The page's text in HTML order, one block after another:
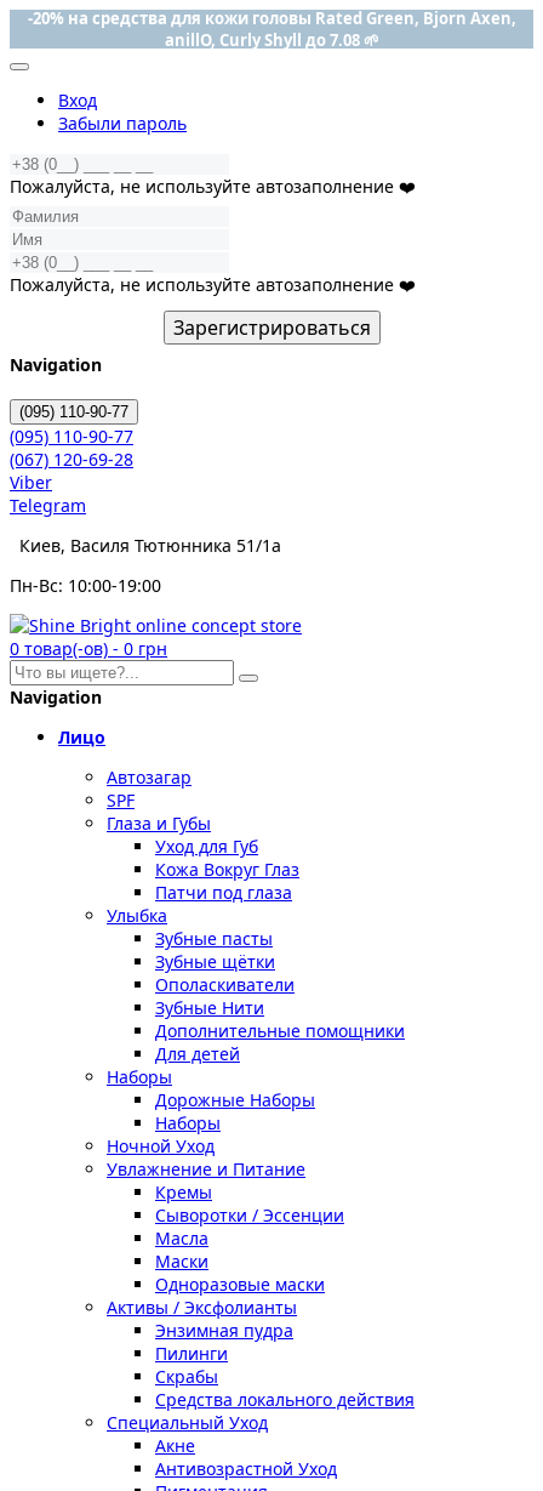
-20% на средства для кожи головы Rated Green, Bjorn Axen,
anillO, Curly Shyll до 7.08 🌱
Вход
Забыли пароль
Пожалуйста, не используйте автозаполнение ❤️
Пожалуйста, не используйте автозаполнение ❤️
Зарегистрироваться
Navigation
(095) 110-90-77
(095) 110-90-77
(067) 120-69-28
Viber
Telegram
Киев, Василя Тютюнника 51/1а
Пн-Вс: 10:00-19:00
0 товар(-ов) - 0 грн
Navigation
Лицо
Автозагар
SPF
Глаза и Губы
Уход для Губ
Кожа Вокруг Глаз
Патчи под глаза
Улыбка
Зубные пасты
Зубные щётки
Ополаскиватели
Зубные Нити
Дополнительные помощники
Для детей
Наборы
Дорожные Наборы
Наборы
Ночной Уход
Увлажнение и Питание
Кремы
Сыворотки / Эссенции
Масла
Маски
Одноразовые маски
Активы / Эксфолианты
Энзимная пудра
Пилинги
Скрабы
Средства локального действия
Специальный Уход
Акне
Антивозрастной Уход